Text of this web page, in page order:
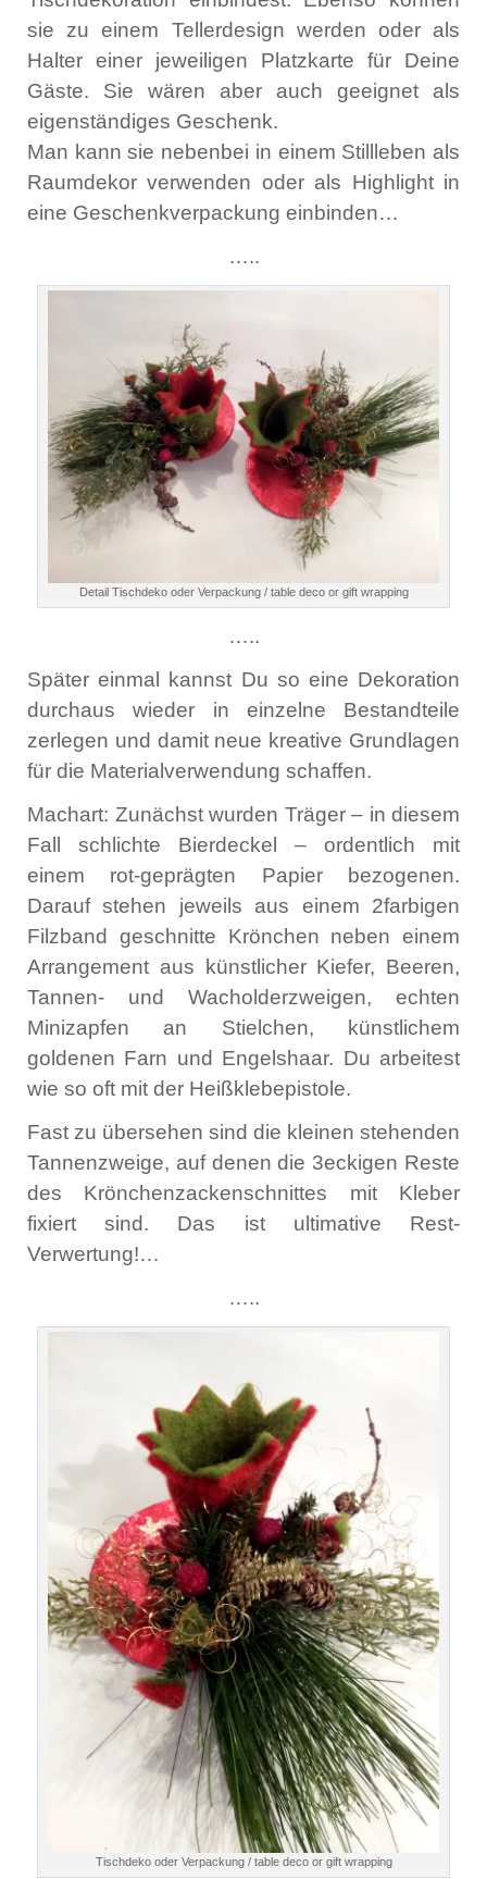
sie zu einem Tellerdesign werden oder als
Halter einer jeweiligen Platzkarte für Deine
Gäste. Sie wären aber auch geeignet als
eigenständiges Geschenk.
Man kann sie nebenbei in einem Stillleben als
Raumdekor verwenden oder als Highlight in
eine Geschenkverpackung einbinden…
…..
Detail Tischdeko oder Verpackung / table deco or gift wrapping
…..
Später einmal kannst Du so eine Dekoration
durchaus wieder in einzelne Bestandteile
zerlegen und damit neue kreative Grundlagen
für die Materialverwendung schaffen.
Machart: Zunächst wurden Träger – in diesem
Fall schlichte Bierdeckel – ordentlich mit
einem rot-geprägten Papier bezogenen.
Darauf stehen jeweils aus einem 2farbigen
Filzband geschnitte Krönchen neben einem
Arrangement aus künstlicher Kiefer, Beeren,
Tannen- und Wacholderzweigen, echten
Minizapfen an Stielchen, künstlichem
goldenen Farn und Engelshaar. Du arbeitest
wie so oft mit der Heißklebepistole.
Fast zu übersehen sind die kleinen stehenden
Tannenzweige, auf denen die 3eckigen Reste
des Krönchenzackenschnittes mit Kleber
fixiert sind. Das ist ultimative Rest-
Verwertung!…
…..
Tischdeko oder Verpackung / table deco or gift wrapping